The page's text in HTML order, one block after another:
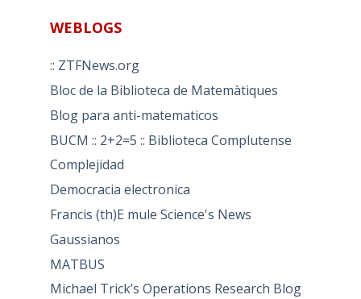
WEBLOGS
:: ZTFNews.org
Bloc de la Biblioteca de Matemàtiques
Blog para anti-matematicos
BUCM :: 2+2=5 :: Biblioteca Complutense
Complejidad
Democracia electronica
Francis (th)E mule Science's News
Gaussianos
MATBUS
Michael Trick’s Operations Research Blog